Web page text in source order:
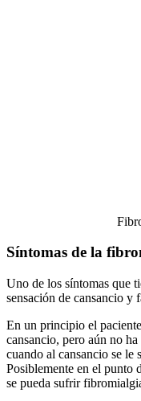
Síntomas de la
Uno de los síntomas que
sensación de cansancio y
En un principio el
cansancio, pero aún no
cuando al cansancio se le
Posiblemente en el punto
se pueda sufrir